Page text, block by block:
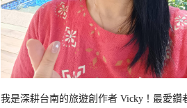
我是深耕台南的旅遊創作者 Vicky！最愛鑽